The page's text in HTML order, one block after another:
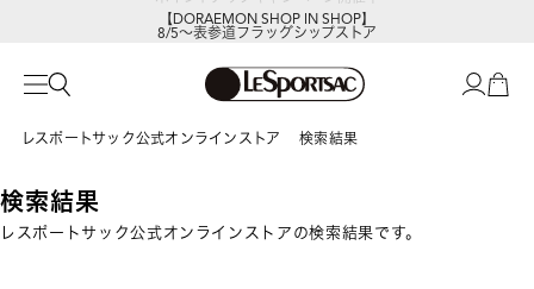
【DORAEMON SHOP IN SHOP】
8/5～表参道フラッグシップストア
レスポートサック公式オンラインストア 検索結果
検索結果
レスポートサック公式オンラインストアの検索結果です。